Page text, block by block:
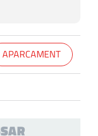
APARCAMENT